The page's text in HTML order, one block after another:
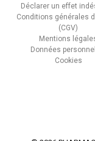
Déclarer un effet
Conditions générales
(CGV)
Mentions
Données
Cookies